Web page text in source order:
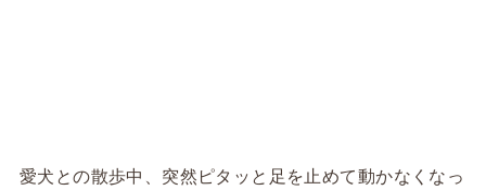
愛犬との散歩中、突然ピタッと足を止めて動かなくなっ